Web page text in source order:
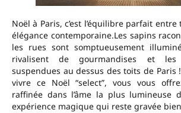
Noël à Paris, c’est l’équilibre parfait
élégance contemporaine.Les sapins
les rues sont somptueusement
rivalisent de gourmandises et les
suspendues au dessus des toits de Paris
vivre ce Noël “select”, vous vous
raffinée dans l’âme la plus lumineuse
expérience magique qui reste gravée